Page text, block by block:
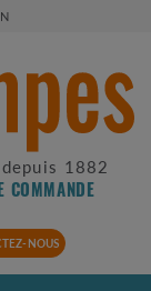
1882
COMMANDE
NOUS